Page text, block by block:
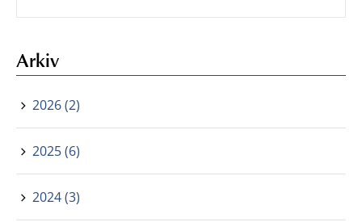
Arkiv
2026 (2)
2025 (6)
2024 (3)